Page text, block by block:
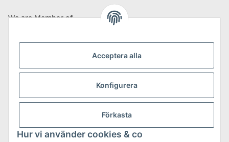
Acceptera alla
Konfigurera
Förkasta
Hur vi använder cookies & co
We are Member of
more about Shipping & Returns